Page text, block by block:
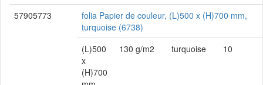
57905773
folia Papier de couleur, (L)500 x (H)700 mm,
turquoise (6738)
(L)500
x
(H)700
130 g/m2 turquoise 10